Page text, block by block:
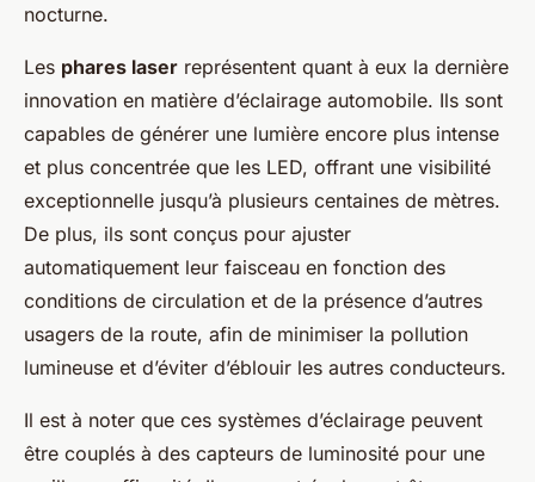
nocturne.
Les phares laser représentent quant à eux la dernière
innovation en matière d’éclairage automobile. Ils sont
capables de générer une lumière encore plus intense
et plus concentrée que les LED, offrant une visibilité
exceptionnelle jusqu’à plusieurs centaines de mètres.
De plus, ils sont conçus pour ajuster
automatiquement leur faisceau en fonction des
conditions de circulation et de la présence d’autres
usagers de la route, afin de minimiser la pollution
lumineuse et d’éviter d’éblouir les autres conducteurs.
Il est à noter que ces systèmes d’éclairage peuvent
être couplés à des capteurs de luminosité pour une